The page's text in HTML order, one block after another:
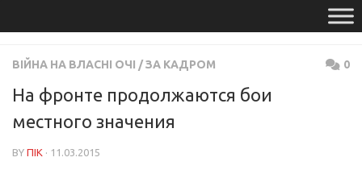
ВІЙНА НА ВЛАСНІ ОЧІ /ЗА КАДРОМ 0
На фронте продолжаются бои
местного значения
BY ПІК · 11.03.2015